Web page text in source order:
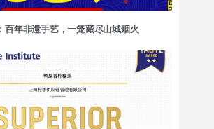
百年非遗手艺，一笼藏尽山城烟火